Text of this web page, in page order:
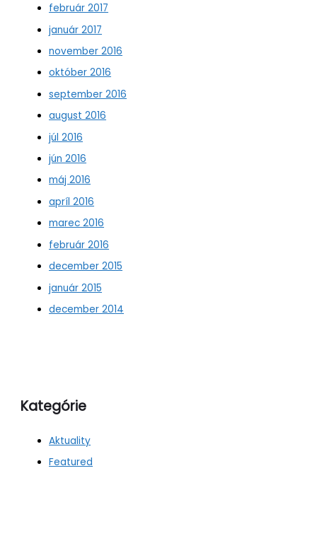
február 2017
január 2017
november 2016
október 2016
september 2016
august 2016
júl 2016
jún 2016
máj 2016
apríl 2016
marec 2016
február 2016
december 2015
január 2015
december 2014
Kategórie
Aktuality
Featured